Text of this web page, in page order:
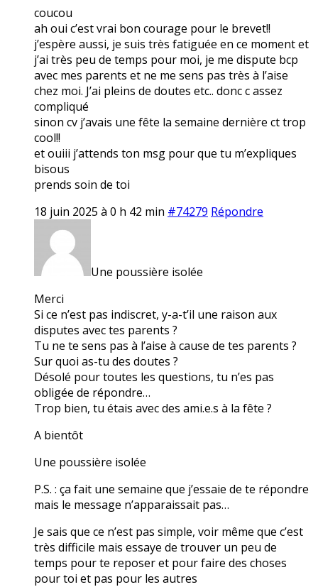
coucou
ah oui c’est vrai bon courage pour le brevet!!
j’espère aussi, je suis très fatiguée en ce moment et
j’ai très peu de temps pour moi, je me dispute bcp
avec mes parents et ne me sens pas très à l’aise
chez moi. J’ai pleins de doutes etc.. donc c assez
compliqué
sinon cv j’avais une fête la semaine dernière ct trop
cool!!
et ouiii j’attends ton msg pour que tu m’expliques
bisous
prends soin de toi
18 juin 2025 à 0 h 42 min #74279 Répondre
Une poussière isolée
Merci
Si ce n’est pas indiscret, y-a-t’il une raison aux
disputes avec tes parents ?
Tu ne te sens pas à l’aise à cause de tes parents ?
Sur quoi as-tu des doutes ?
Désolé pour toutes les questions, tu n’es pas
obligée de répondre…
Trop bien, tu étais avec des ami.e.s à la fête ?
A bientôt
Une poussière isolée
P.S. : ça fait une semaine que j’essaie de te répondre
mais le message n’apparaissait pas…
Je sais que ce n’est pas simple, voir même que c’est
très difficile mais essaye de trouver un peu de
temps pour te reposer et pour faire des choses
pour toi et pas pour les autres